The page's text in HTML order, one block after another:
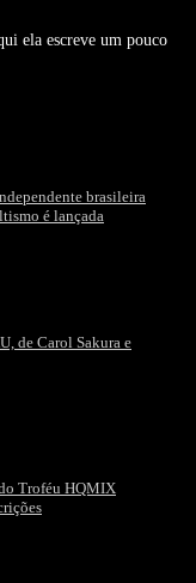
ela escreve um pouco
brasileira
é lançada
de Carol Sakura e
Troféu HQMIX